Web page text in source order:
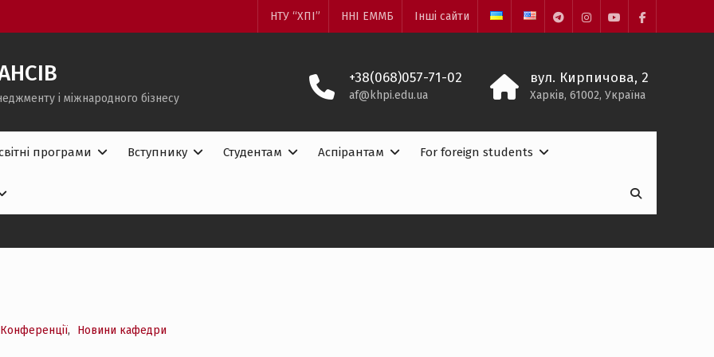
telegraminstagramyoutubefacebook
НТУ “ХПІ” ННІ ЕММБ Інші сайти
і міжнародного бізнесу
+38(068)057-71-02
af@khpi.edu.ua
вул. Кирпичова, 2
Харків, 61002, Україна
програми Вступнику Студентам Аспірантам For foreign students

Конференції, Новини кафедри